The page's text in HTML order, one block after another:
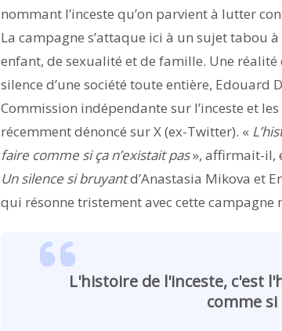
nommant l’inceste qu’on parvient à lutter
La campagne s’attaque ici à un sujet tabou
enfant, de sexualité et de famille. Une réalité
silence d’une société toute entière,
Commission indépendante sur l’inceste et
récemment dénoncé sur X (ex-Twitter). «
faire comme si ça n’existait pas», affirmait-il,
Un silence si bruyantd’Anastasia Mikova et
qui résonne tristement avec cette campagne
L'histoire de l'inceste, c'est
comme